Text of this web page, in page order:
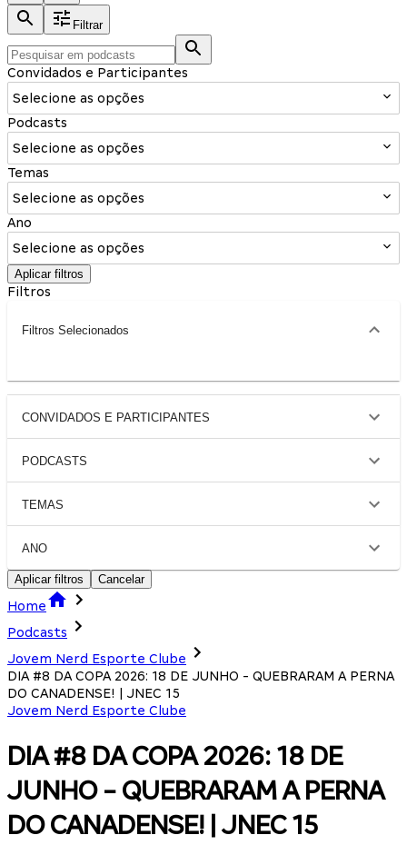
Filtrar
Convidados e Participantes
Selecione as opções
Podcasts
Selecione as opções
Temas
Selecione as opções
Ano
Selecione as opções
Aplicar filtros
Filtros
Filtros Selecionados
CONVIDADOS E PARTICIPANTES
PODCASTS
TEMAS
ANO
Aplicar filtros Cancelar
Home
Podcasts
Jovem Nerd Esporte Clube
DIA #8 DA COPA 2026: 18 DE JUNHO - QUEBRARAM A PERNA
DO CANADENSE! | JNEC 15
Jovem Nerd Esporte Clube
DIA #8 DA COPA 2026: 18 DE
JUNHO - QUEBRARAM A PERNA
DO CANADENSE! | JNEC 15